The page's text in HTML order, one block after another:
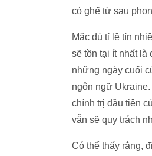
có ghế từ sau
Mặc dù tỉ lệ tín
sẽ tồn tại ít nhất là
những ngày cuối
ngôn ngữ
chính trị đầu tiên
vẫn sẽ quy trách
Có thể thấy rằng,